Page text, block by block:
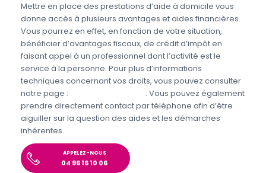
Mettre en place des prestations d’aide à domicile vous
donne accès à plusieurs avantages et aides financières.
Vous pourrez en effet, en fonction de votre situation,
bénéficier d’avantages fiscaux, de crédit d’impôt en
faisant appel à un professionnel dont l’activité est le
service à la personne. Pour plus d’informations
techniques concernant vos droits, vous pouvez consulter
notre page :
. Vous pouvez également
prendre directement contact par téléphone afin d’être
aiguiller sur la question des aides et les démarches
inhérentes.
APPELEZ-NOUS
04 96 16 10 06